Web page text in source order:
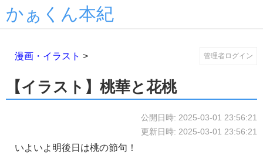
かぁくん本紀
管理者ログイン
漫画・イラスト >
【イラスト】桃華と花桃
公開日時: 2025-03-01 23:56:21
更新日時: 2025-03-01 23:56:21
いよいよ明後日は桃の節句！